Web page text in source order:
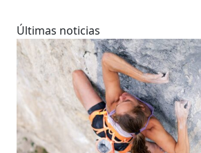
Últimas noticias